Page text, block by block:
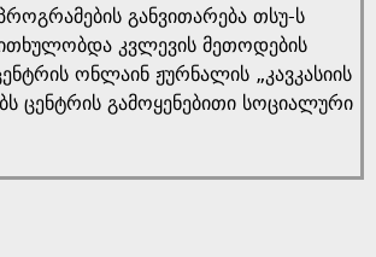
განვითარება თსუ-ს
კვლევის მეთოდების
ონლაინ ჟურნალის „კავკასიის
ცენტრის გამოყენებითი სოციალური